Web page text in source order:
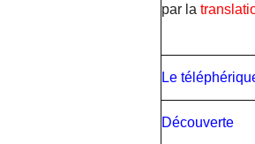
par la
Le
Découverte